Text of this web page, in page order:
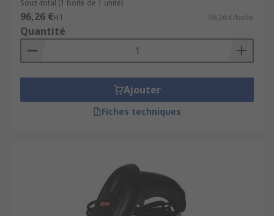
Sous-total (1 boîte de 1 unité)
96,26 €HT 96,26 €/boîte
Quantité
Ajouter
Fiches techniques